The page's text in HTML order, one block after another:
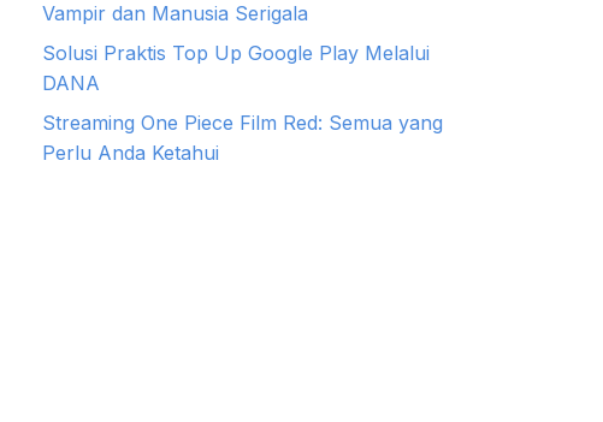
Vampir dan Manusia Serigala
Solusi Praktis Top Up Google Play Melalui
DANA
Streaming One Piece Film Red: Semua yang
Perlu Anda Ketahui